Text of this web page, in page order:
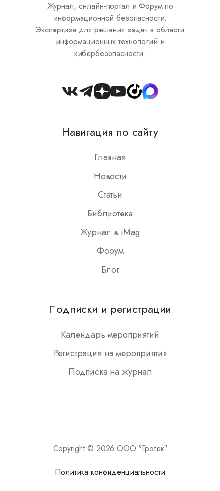
Журнал, онлайн-портал и Форум по
информационной безопасности.
Экспертиза для решения задач в области
информационных технологий и
кибербезопасности.
Join
Slack
Навигация по сайту
Главная
Новости
Статьи
Библиотека
Журнал в iMag
Форум
Блог
Подписки и регистрации
Календарь мероприятий
Регистрация на мероприятия
Подписка на журнал
Copyright © 2026 ООО "Гротек"
Политика конфиденциальности